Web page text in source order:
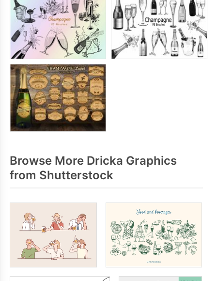
Browse More Dricka Graphics
from Shutterstock